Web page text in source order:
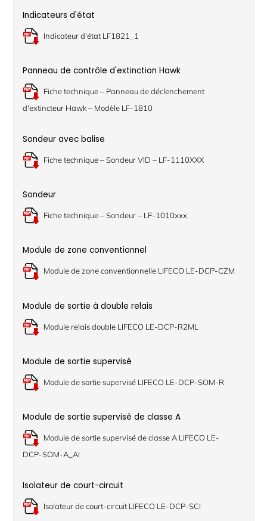
Indicateurs d'état
Indicateur d'état LF1821_1
Panneau de contrôle d'extinction Hawk
Fiche technique – Panneau de déclenchement
d'extincteur Hawk – Modèle LF-1810
Sondeur avec balise
Fiche technique – Sondeur VID – LF-1110XXX
Sondeur
Fiche technique – Sondeur – LF-1010xxx
Module de zone conventionnel
Module de zone conventionnelle LIFECO LE-DCP-CZM
Module de sortie à double relais
Module relais double LIFECO LE-DCP-R2ML
Module de sortie supervisé
Module de sortie supervisé LIFECO LE-DCP-SOM-R
Module de sortie supervisé de classe A
Module de sortie supervisé de classe A LIFECO LE-
DCP-SOM-A_AI
Isolateur de court-circuit
Isolateur de court-circuit LIFECO LE-DCP-SCI